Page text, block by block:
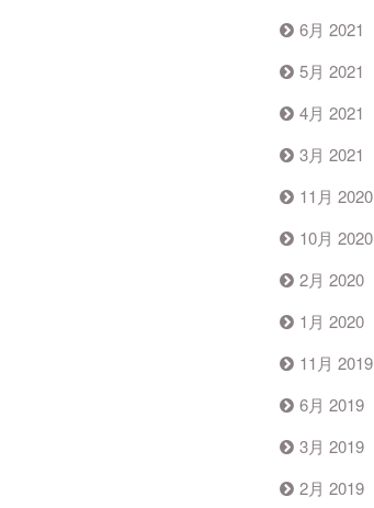
6月 2021
5月 2021
4月 2021
3月 2021
11月 2020
10月 2020
2月 2020
1月 2020
11月 2019
6月 2019
3月 2019
2月 2019